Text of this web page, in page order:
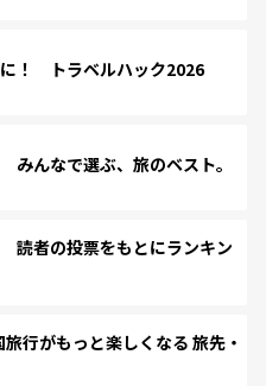
！ トラベルハック2026
んなで選ぶ、旅のベスト。
読者の投票をもとにランキン
行がもっと楽しくなる 旅先・